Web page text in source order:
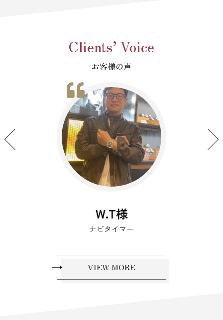
Clients’ Voice
お客様の声
N.K様 K.Y様
ポセション、ポロ
VIEW MORE